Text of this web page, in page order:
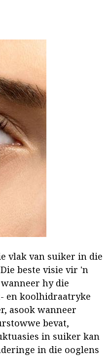
vlak van suiker in die
beste visie vir 'n
hy die
en koolhidraatryke
asook wanneer
bevat,
in suiker kan
in die ooglens